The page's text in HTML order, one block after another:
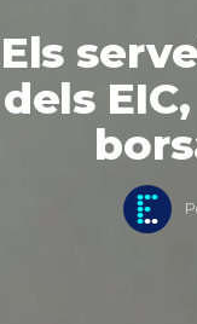
Els
dels